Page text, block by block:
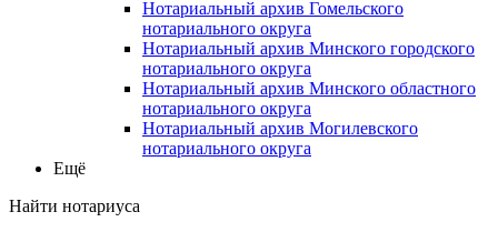
Нотариальный архив Гомельского
нотариального округа
Нотариальный архив Минского городского
нотариального округа
Нотариальный архив Минского областного
нотариального округа
Нотариальный архив Могилевского
нотариального округа
Ещё
Найти нотариуса